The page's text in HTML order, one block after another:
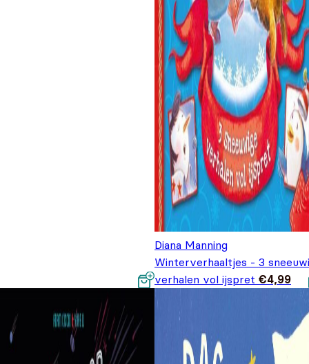
Diana Manning
Winterverhaaltjes - 3
verhalen vol ijspret €4,99